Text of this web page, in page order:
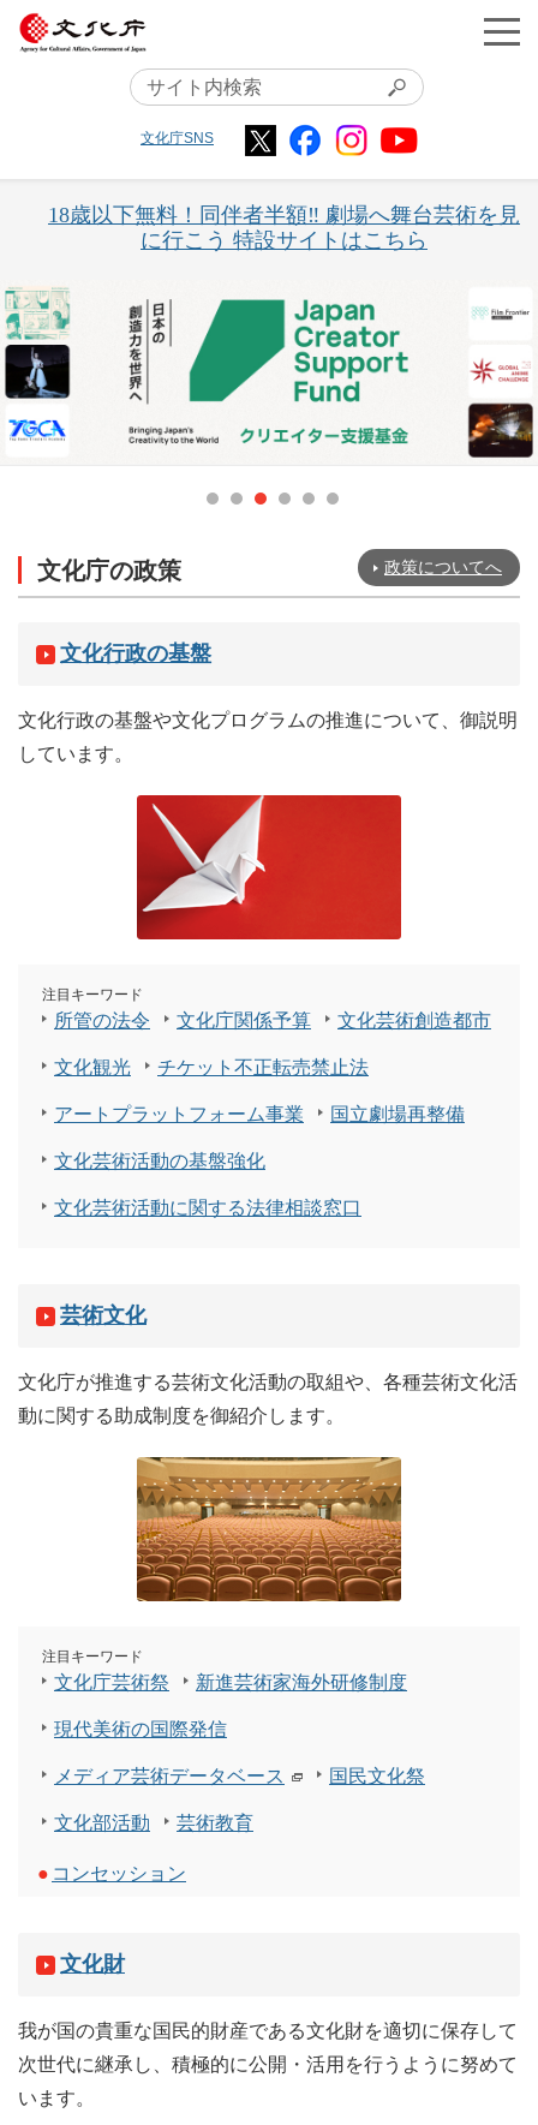
文化庁SNS
18歳以下無料！同伴者半額‼ 劇場へ舞台芸術を見
に行こう 特設サイトはこちら
文化庁の政策 政策についてへ
文化行政の基盤
文化行政の基盤や文化プログラムの推進について、御説明
しています。
注目キーワード
所管の法令 文化庁関係予算 文化芸術創造都市
文化観光 チケット不正転売禁止法
アートプラットフォーム事業 国立劇場再整備
文化芸術活動の基盤強化
文化芸術活動に関する法律相談窓口
芸術文化
文化庁が推進する芸術文化活動の取組や、各種芸術文化活
動に関する助成制度を御紹介します。
注目キーワード
文化庁芸術祭 新進芸術家海外研修制度
現代美術の国際発信
メディア芸術データベース 国民文化祭
文化部活動 芸術教育
● コンセッション
文化財
我が国の貴重な国民的財産である文化財を適切に保存して
次世代に継承し、積極的に公開・活用を行うように努めて
います。